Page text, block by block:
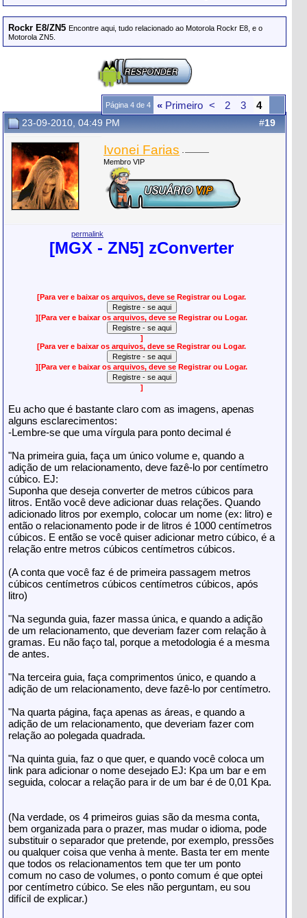
Rockr E8/ZN5 Encontre aqui, tudo relacionado ao Motorola Rockr E8, e o
Motorola ZN5.
Página 4 de 4 « Primeiro < 2 3 4
#19
23-09-2010, 04:49 PM
Ivonei Farias
Membro VIP
permalink
[MGX - ZN5] zConverter
[Para ver e baixar os arquivos, deve se Registrar ou Logar.
][Para ver e baixar os arquivos, deve se Registrar ou Logar.
]
[Para ver e baixar os arquivos, deve se Registrar ou Logar.
][Para ver e baixar os arquivos, deve se Registrar ou Logar.
]
Eu acho que é bastante claro com as imagens, apenas
alguns esclarecimentos:
-Lembre-se que uma vírgula para ponto decimal é
"Na primeira guia, faça um único volume e, quando a
adição de um relacionamento, deve fazê-lo por centímetro
cúbico. EJ:
Suponha que deseja converter de metros cúbicos para
litros. Então você deve adicionar duas relações. Quando
adicionado litros por exemplo, colocar um nome (ex: litro) e
então o relacionamento pode ir de litros é 1000 centímetros
cúbicos. E então se você quiser adicionar metro cúbico, é a
relação entre metros cúbicos centímetros cúbicos.
(A conta que você faz é de primeira passagem metros
cúbicos centímetros cúbicos centímetros cúbicos, após
litro)
"Na segunda guia, fazer massa única, e quando a adição
de um relacionamento, que deveriam fazer com relação à
gramas. Eu não faço tal, porque a metodologia é a mesma
de antes.
"Na terceira guia, faça comprimentos único, e quando a
adição de um relacionamento, deve fazê-lo por centímetro.
"Na quarta página, faça apenas as áreas, e quando a
adição de um relacionamento, que deveriam fazer com
relação ao polegada quadrada.
"Na quinta guia, faz o que quer, e quando você coloca um
link para adicionar o nome desejado EJ: Kpa um bar e em
seguida, colocar a relação para ir de um bar é de 0,01 Kpa.
(Na verdade, os 4 primeiros guias são da mesma conta,
bem organizada para o prazer, mas mudar o idioma, pode
substituir o separador que pretende, por exemplo, pressões
ou qualquer coisa que venha à mente. Basta ter em mente
que todos os relacionamentos tem que ter um ponto
comum no caso de volumes, o ponto comum é que optei
por centímetro cúbico. Se eles não perguntam, eu sou
difícil de explicar.)